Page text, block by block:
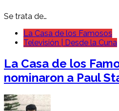
Se trata de…
La Casa de los Famosos
Televisión | Desde la Cuna
La Casa de los
nominaron a Paul